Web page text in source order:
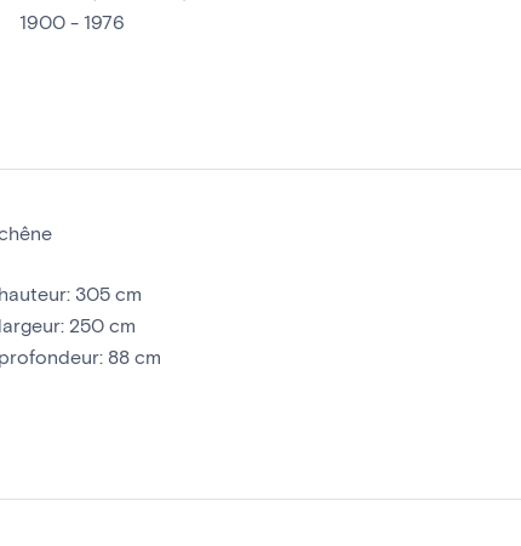
1900 - 1976
hauteur: 305 cm
largeur: 250 cm
profondeur: 88 cm